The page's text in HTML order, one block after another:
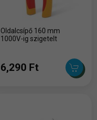
Oldalcsípő 160 mm
1000V-ig szigetelt
6,290 Ft